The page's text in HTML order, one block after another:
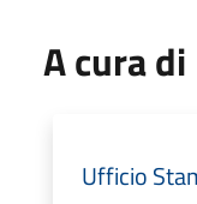
A cura di
Ufficio